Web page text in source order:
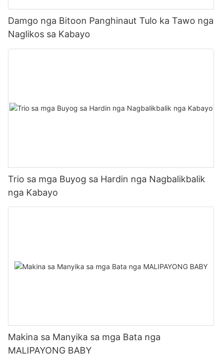
Damgo nga Bitoon Panghinaut Tulo ka Tawo nga
Naglikos sa Kabayo
Trio sa mga Buyog sa Hardin nga Nagbalikbalik
nga Kabayo
Makina sa Manyika sa mga Bata nga
MALIPAYONG BABY